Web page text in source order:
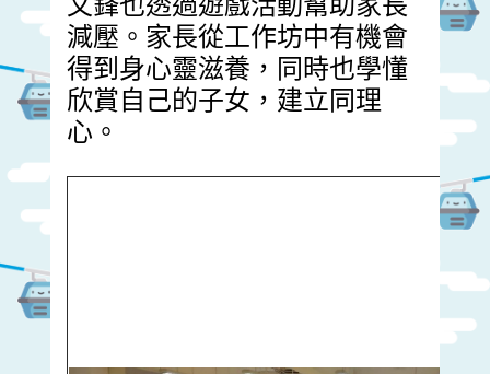
減壓。家長從工作坊中有機會
得到身心靈滋養，同時也學懂
欣賞自己的子女，建立同理
心。